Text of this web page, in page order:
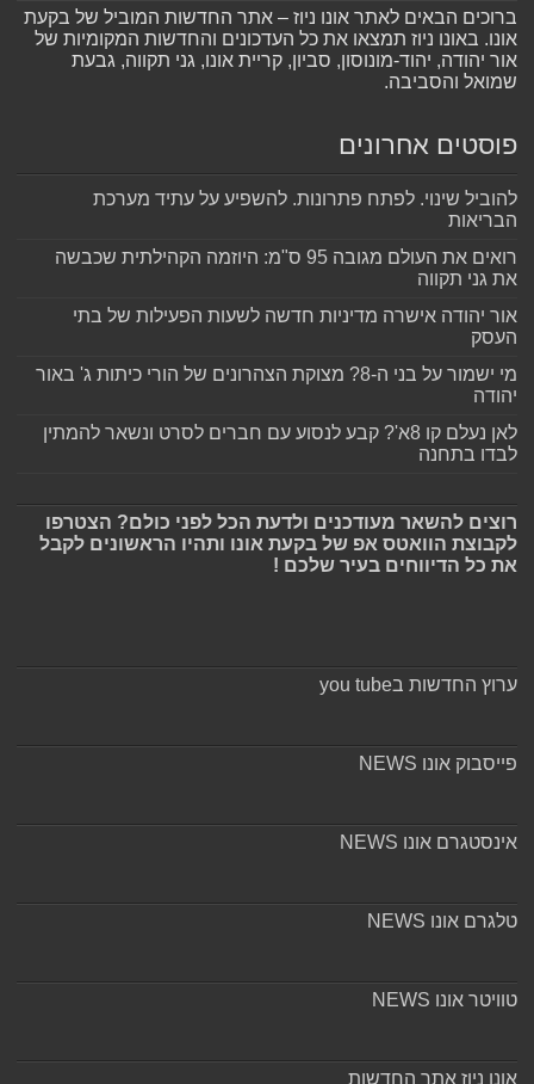
ברוכים הבאים לאתר אונו ניוז – אתר החדשות המוביל של בקעת
אונו. באונו ניוז תמצאו את כל העדכונים והחדשות המקומיות של
אור יהודה, יהוד-מונוסון, סביון, קריית אונו, גני תקווה, גבעת
שמואל והסביבה.
פוסטים אחרונים
להוביל שינוי. לפתח פתרונות. להשפיע על עתיד מערכת
הבריאות
רואים את העולם מגובה 95 ס"מ: היוזמה הקהילתית שכבשה
את גני תקווה
אור יהודה אישרה מדיניות חדשה לשעות הפעילות של בתי
העסק
מי ישמור על בני ה-8? מצוקת הצהרונים של הורי כיתות ג' באור
יהודה
לאן נעלם קו 8א'? קבע לנסוע עם חברים לסרט ונשאר להמתין
לבדו בתחנה
רוצים להשאר מעודכנים ולדעת הכל לפני כולם? הצטרפו
לקבוצת הוואטס אפ של בקעת אונו ותהיו הראשונים לקבל
את כל הדיווחים בעיר שלכם !
ערוץ החדשות בyou tube
פייסבוק אונו NEWS
אינסטגרם אונו NEWS
טלגרם אונו NEWS
טוויטר אונו NEWS
אונו ניוז אתר החדשות